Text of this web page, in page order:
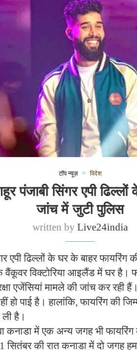
टॉप न्यूज़ विदेश
पंजाबी सिंगर एपी
जांच में जुटी पुलिस
written byLive24india
एपी ढिल्लों के घर के बाहर
विक्टोरिया आइलैंड में घर है।
एजेंसियां मामले की जांच कर रही
हो पाई है। हालांकि, फायरिंग की
ली है।
कनाडा में एक अन्य जगह भी फायरिंग
सितंबर की रात कनाडा में दो जगह